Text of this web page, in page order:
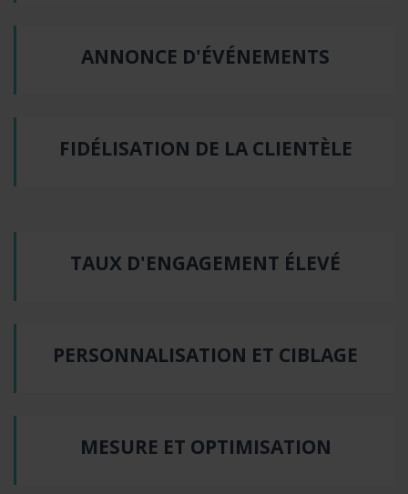
ANNONCE D'ÉVÉNEMENTS
FIDÉLISATION DE LA CLIENTÈLE
TAUX D'ENGAGEMENT ÉLEVÉ
PERSONNALISATION ET CIBLAGE
MESURE ET OPTIMISATION